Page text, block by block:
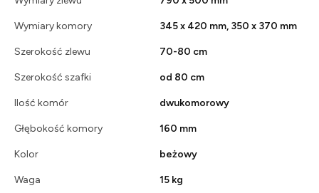
Wymiary komory 345 x 420 mm, 350 x 370 mm
Szerokość zlewu 70-80 cm
Szerokość szafki od 80 cm
Ilość komór dwukomorowy
Głębokość komory 160 mm
Kolor beżowy
Waga 15 kg